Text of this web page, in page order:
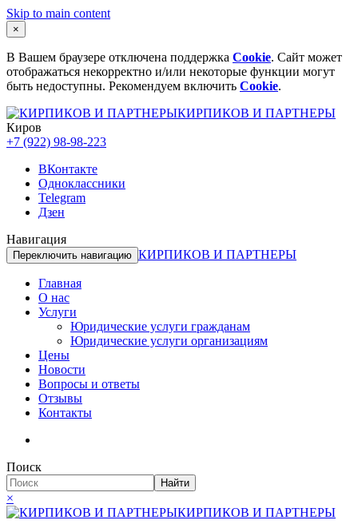
Skip to main content
×
В Вашем браузере отключена поддержка Cookie. Сайт может
отображаться некорректно и/или некоторые функции могут
быть недоступны. Рекомендуем включить Cookie.
КИРПИКОВ И ПАРТНЕРЫ
Киров
+7 (922) 98-98-223
ВКонтакте
Одноклассники
Telegram
Дзен
Навигация
Переключить навигацию КИРПИКОВ И ПАРТНЕРЫ
Главная
О нас
Услуги
Юридические услуги гражданам
Юридические услуги организациям
Цены
Новости
Вопросы и ответы
Отзывы
Контакты
Поиск
Найти
×
КИРПИКОВ И ПАРТНЕРЫ